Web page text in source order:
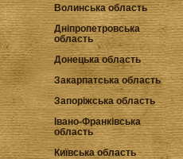
Волинська область
Дніпропетровська
область
Донецька область
Закарпатська область
Запоріжська область
Івано-Франківська
область
Київська область